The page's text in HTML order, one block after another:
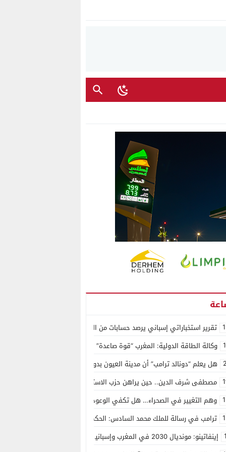
تقرير استخباراتي إسباني يرصد حسابات من الجزائر وأرقاما بـ”213+” ضمن حملة رقمية منظمة حرّضت على اقتحام سبتة
وكالة الطاقة الدولية: المغرب “قوة صاعدة” في سوق المعادن الاستراتيجية
هل يعلم “دونالد ترامب” أن مدينة العيون بدون ماء؟
مصطفى شرف الدين.. حين يراهن حزب الاستقلال على الكفاءة ويمنح الشباب
وهم التغيير في الصحراء… هل تكفي الوعود الفارغة لصناعة الواقع؟
ترامب في رسالة للملك محمد السادس: الحكم الذاتي هو الأساس الوحيد لحل
إينفاتينو: مونديال 2030 في المغرب وإسبانيا والبرتغال سيكون “الأجمل في التاريخ”